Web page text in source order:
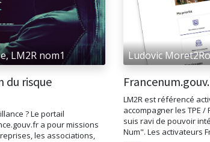
LM2R nom1
du risque
? Le portail
a pour missions
les associations,
Ludovic
LM2R est référencé
accompagner les TPE /
suis ravi de pouvoir
Num". Les activateurs